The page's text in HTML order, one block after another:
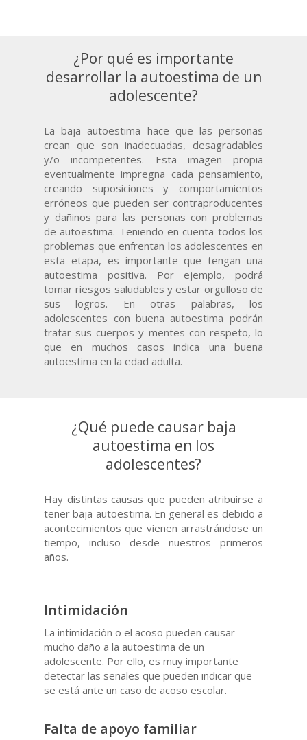
¿Por qué es importante
desarrollar la autoestima de un
adolescente?
La baja autoestima hace que las personas
crean que son inadecuadas, desagradables
y/o incompetentes. Esta imagen propia
eventualmente impregna cada pensamiento,
creando suposiciones y comportamientos
erróneos que pueden ser contraproducentes
y dañinos para las personas con problemas
de autoestima. Teniendo en cuenta todos los
problemas que enfrentan los adolescentes en
esta etapa, es importante que tengan una
autoestima positiva. Por ejemplo, podrá
tomar riesgos saludables y estar orgulloso de
sus logros. En otras palabras, los
adolescentes con buena autoestima podrán
tratar sus cuerpos y mentes con respeto, lo
que en muchos casos indica una buena
autoestima en la edad adulta.
¿Qué puede causar baja
autoestima en los
adolescentes?
Hay distintas causas que pueden atribuirse a
tener baja autoestima. En general es debido a
acontecimientos que vienen arrastrándose un
tiempo, incluso desde nuestros primeros
años.
Intimidación
La intimidación o el acoso pueden causar
mucho daño a la autoestima de un
adolescente. Por ello, es muy importante
detectar las señales que pueden indicar que
se está ante un caso de acoso escolar.
Falta de apoyo familiar